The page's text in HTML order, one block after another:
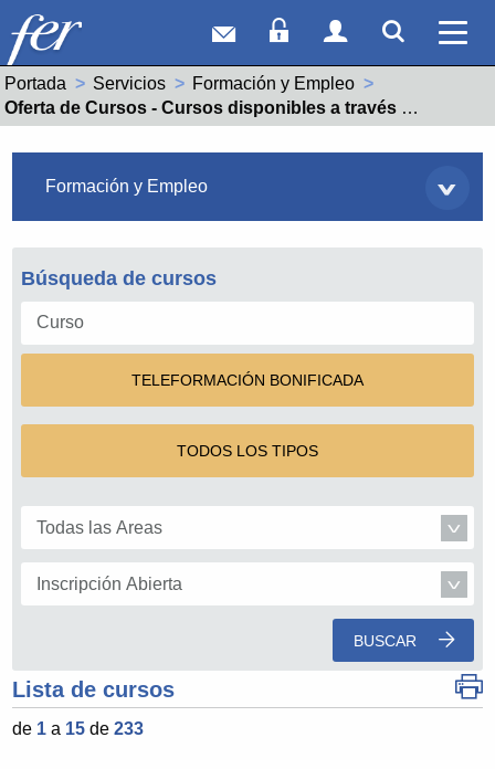
Correo webAcceso Socios
Acceso
Portada Servicios
Formación y Empleo
Actual:
Oferta de Cursos - Cursos disponibles a través de internet
Formación y Empleo
Búsqueda de cursos
TELEFORMACIÓN BONIFICADA
TODOS LOS TIPOS
BUSCAR
Lista de cursos
de 1 a 15 de233